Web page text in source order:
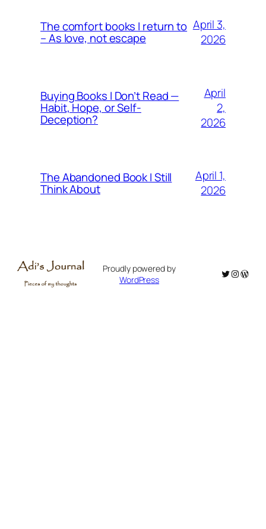
The comfort books I return to
– As love, not escape
April 3,
2026
Buying Books I Don’t Read —
Habit, Hope, or Self-
Deception?
April
2,
2026
The Abandoned Book I Still
Think About
April 1,
2026
Proudly powered by
WordPress
Twitter